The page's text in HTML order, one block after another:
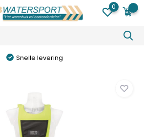
0
Snelle levering